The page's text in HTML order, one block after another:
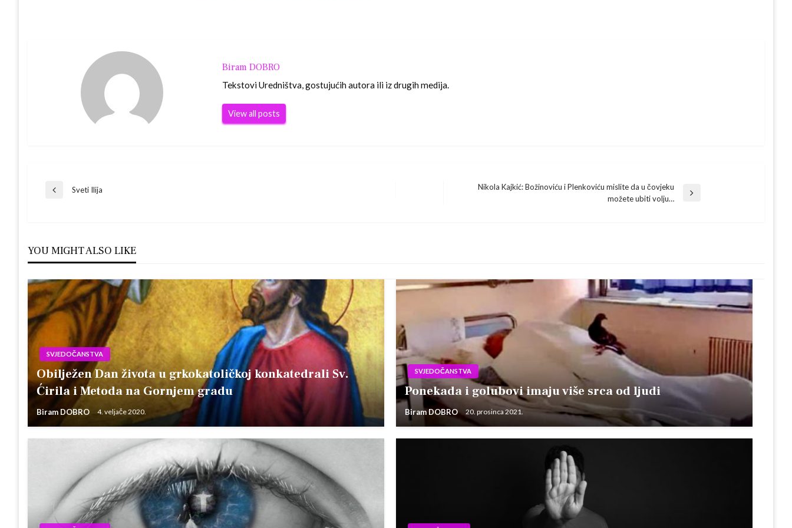
Biram DOBRO
Tekstovi Uredništva, gostujućih autora ili iz drugih medija.
View all posts
Navigacija
Previous
Sveti Ilija
Nikola Kajkić: Božinoviću i Plenkoviću mislite da u čovjeku
možete ubiti volju…
YOU MIGHT ALSO LIKE
SVJEDOČANSTVA
Obilježen Dan života u grkokatoličkoj konkatedrali Sv.
Ćirila i Metoda na Gornjem gradu
Biram DOBRO 4. veljače 2020.
SVJEDOČANSTVA
Ponekada i golubovi imaju više srca od ljudi
Biram DOBRO 20. prosinca 2021.